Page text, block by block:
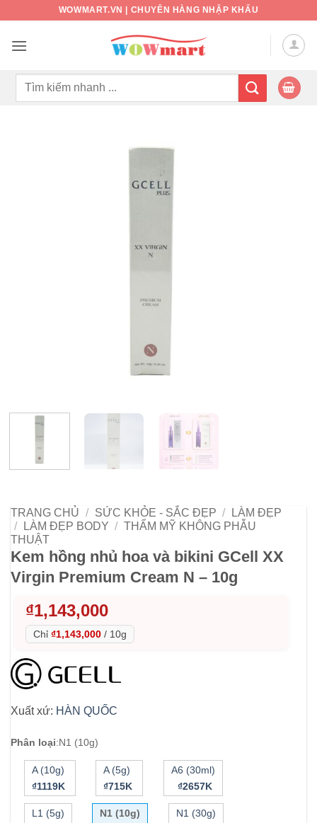
nội
WOWMART.VN | CHUYÊN HÀNG NHẬP KHẨU
Tìm
TRANG CHỦ / SỨC KHỎE - SẮC ĐẸP /
LÀM ĐẸP
/
LÀM ĐẸP BODY / THẨM MỸ KHÔNG PHẪU
THUẬT
Kem hồng nhủ hoa và bikini GCell XX
Virgin Premium Cream N – 10g
₫1,143,000
Chỉ ₫1,143,000 / 10g
Xuất xứ: HÀN QUỐC
Phân loại:N1 (10g)
A (10g)
₫1119K
A (5g)
₫715K
A6 (30ml)
₫2657K
L1 (5g)
N1 (10g)
N1 (30g)